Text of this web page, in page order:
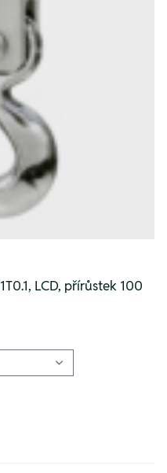
LCD, přírůstek 100